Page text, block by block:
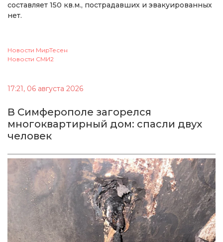
составляет 150 кв.м., пострадавших и эвакуированных
нет.
Новости МирТесен
Новости СМИ2
17:21, 06 августа 2026
В Симферополе загорелся
многоквартирный дом: спасли двух
человек